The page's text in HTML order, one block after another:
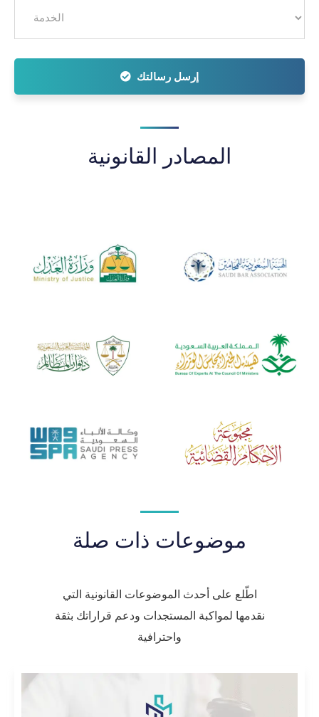
إرسل رسالتك
المصادر القانونية
موضوعات ذات صلة
اطّلع على أحدث الموضوعات القانونية التي
نقدمها لمواكبة المستجدات ودعم قراراتك بثقة
واحترافية